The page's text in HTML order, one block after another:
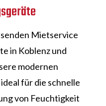
Mietservice
in Koblenz und
modernen
für die schnelle
von Feuchtigkeit